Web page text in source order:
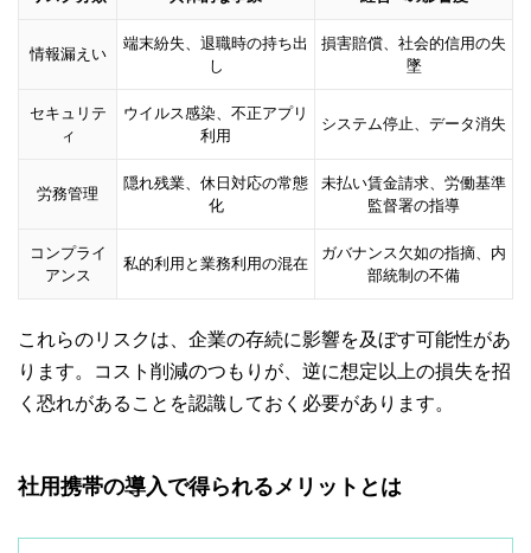
情報漏えい
端末紛失、退職時の持ち出
し
損害賠償、社会的信用の失
墜
セキュリテ
ィ
ウイルス感染、不正アプリ
利用
システム停止、データ消失
労務管理
隠れ残業、休日対応の常態
化
未払い賃金請求、労働基準
監督署の指導
コンプライ
アンス
私的利用と業務利用の混在
ガバナンス欠如の指摘、内
部統制の不備
これらのリスクは、企業の存続に影響を及ぼす可能性があ
ります。コスト削減のつもりが、逆に想定以上の損失を招
く恐れがあることを認識しておく必要があります。
社用携帯の導入で得られるメリットとは